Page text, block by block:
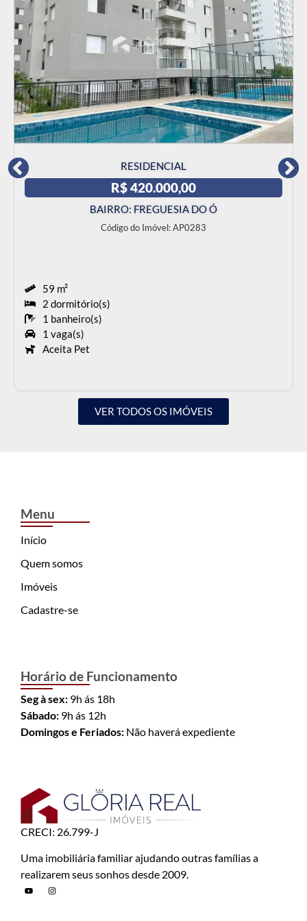
RESIDENCIAL
R$ 370.000,00
BAIRRO: LARANJEIRAS - CAIEIRAS
Código do Imóvel: CA0191
VER TODOS OS IMÓVEIS
Menu
Início
Quem somos
Imóveis
Cadastre-se
Horário de Funcionamento
Seg à sex: 9h ás 18h
Sábado: 9h ás 12h
Domingos e Feriados: Não haverá expediente
CRECI: 26.799-J
Uma imobiliária familiar ajudando outras famílias a
realizarem seus sonhos desde 2009.